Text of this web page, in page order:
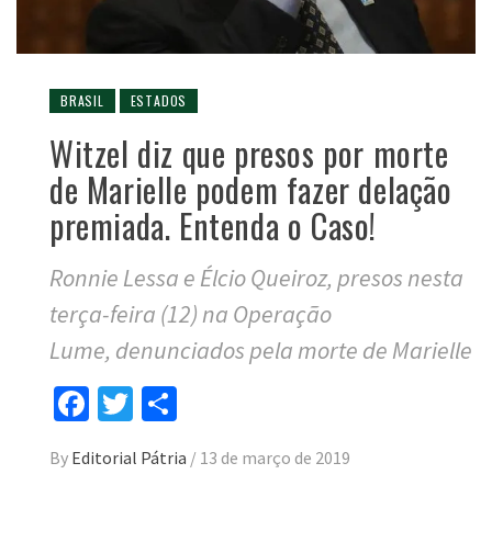
BRASIL ESTADOS
Witzel diz que presos por morte
de Marielle podem fazer delação
premiada. Entenda o Caso!
Ronnie Lessa e Élcio Queiroz, presos nesta
terça-feira (12) na Operação
Lume, denunciados pela morte de Marielle
Facebook
Twitter
By Editorial Pátria / 13 de março de 2019